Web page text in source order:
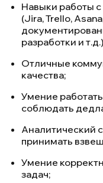
Навыки работы
(Jira, Trello,
разработки и
Отличные
качества;
Умение
соблюдать
Аналитический
принимать
Умение
задач;